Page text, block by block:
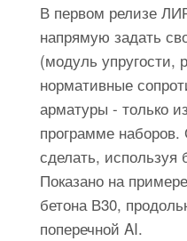
В первом релизе
напрямую задать
(модуль упругости,
нормативные
арматуры - только
программе
сделать, используя
Показано на
бетона В30,
поперечной AI.